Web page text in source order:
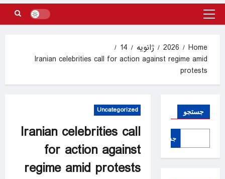
Primary
Home
2026 ژانویه
14
Iranian celebrities call for action against regime amid
protests
Uncategorized
Iranian celebrities call
for action against
regime amid protests
جستجو
جستجو